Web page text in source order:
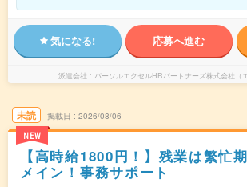
気になる! 応募へ進む
派遣会社 パーソルエクセルHRパートナーズ株式会社（
未読
NEW
掲載日 2026/08/06
【高時給1800円！】残業は繁忙
メイン！事務サポート